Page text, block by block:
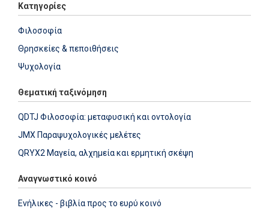
Κατηγορίες
Φιλοσοφία
Θρησκείες & πεποιθήσεις
Ψυχολογία
Θεματική ταξινόμηση
QDTJ Φιλοσοφία: μεταφυσική και οντολογία
JMX Παραψυχολογικές μελέτες
QRYX2 Μαγεία, αλχημεία και ερμητική σκέψη
Αναγνωστικό κοινό
Ενήλικες - βιβλία προς το ευρύ κοινό